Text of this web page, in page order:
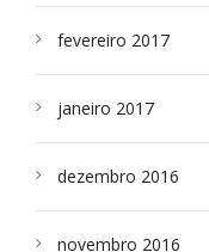
fevereiro 2017
janeiro 2017
dezembro 2016
novembro 2016